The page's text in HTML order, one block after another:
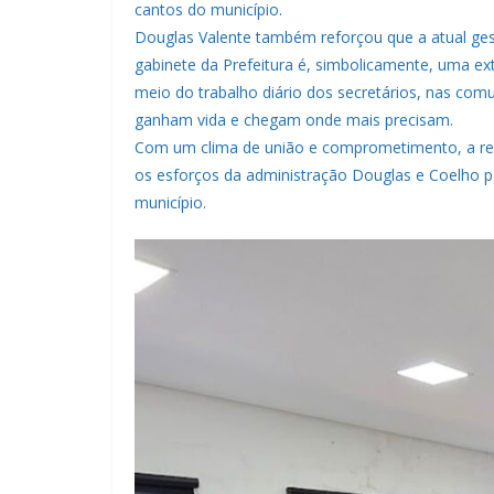
cantos do município.
Douglas Valente também reforçou que a atual
gabinete da Prefeitura é, simbolicamente, uma
meio do trabalho diário dos secretários, nas
ganham vida e chegam onde mais precisam.
Com um clima de união e comprometimento, a
os esforços da administração Douglas e Coelho
município.